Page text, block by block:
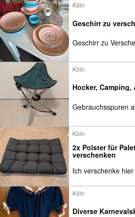
Köln
Geschirr zu
Geschirr zu
Köln
Hocker, Camping,
Gebrauchsspuren
Köln
2x Polster für
verschenken
Ich verschenke
Köln
Diverse